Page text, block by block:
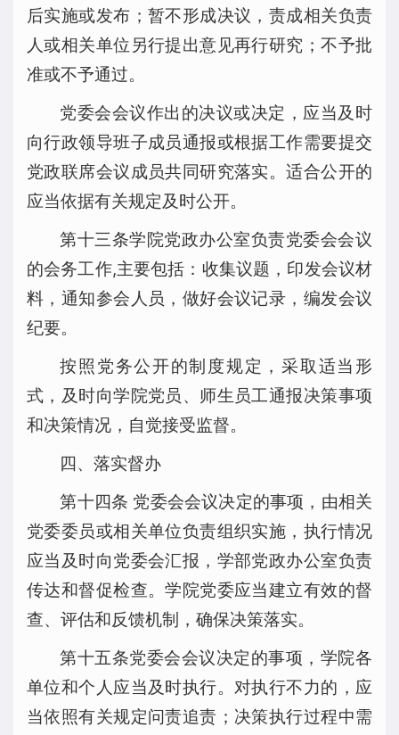
后实施或发布；暂不形成决议，责成相关负责
人或相关单位另行提出意见再行研究；不予批
准或不予通过。
党委会会议作出的决议或决定，应当及时
向行政领导班子成员通报或根据工作需要提交
党政联席会议成员共同研究落实。适合公开的
应当依据有关规定及时公开。
第十三条学院党政办公室负责党委会会议
的会务工作,主要包括：收集议题，印发会议材
料，通知参会人员，做好会议记录，编发会议
纪要。
按照党务公开的制度规定，采取适当形
式，及时向学院党员、师生员工通报决策事项
和决策情况，自觉接受监督。
四、落实督办
第十四条 党委会会议决定的事项，由相关
党委委员或相关单位负责组织实施，执行情况
应当及时向党委会汇报，学部党政办公室负责
传达和督促检查。学院党委应当建立有效的督
查、评估和反馈机制，确保决策落实。
第十五条党委会会议决定的事项，学院各
单位和个人应当及时执行。对执行不力的，应
当依照有关规定问责追责；决策执行过程中需